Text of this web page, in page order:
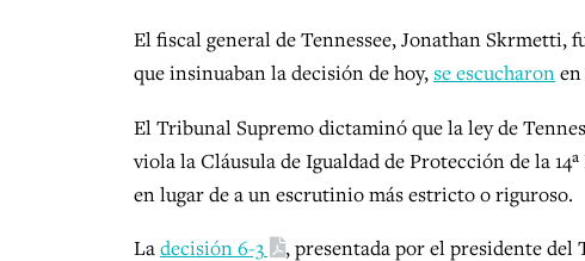
El fiscal general de Tennessee, Jonathan Skrmetti,
que insinuaban la decisión de hoy,se escucharon
El Tribunal Supremo dictaminó que la ley de
viola la Cláusula de Igualdad de Protección de la
en lugar de a un escrutinio más estricto o riguroso.
Ladecisión 6-3
, presentada por el presidente del